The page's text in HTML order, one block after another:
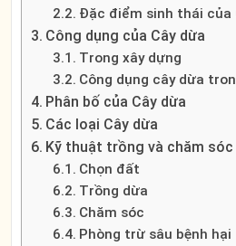
Đặc điểm sinh thái của
Công dụng của Cây dừa
Trong xây dựng
Công dụng cây dừa
Phân bố của Cây dừa
Các loại Cây dừa
Kỹ thuật trồng và chăm sóc
Chọn đất
Trồng dừa
Chăm sóc
Phòng trừ sâu bệnh hại